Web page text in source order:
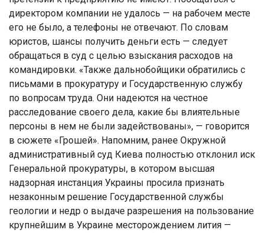
директором компании не удалось — на рабочем месте
его не было, а телефоны не отвечают. По словам
юристов, шансы получить деньги есть — следует
обращаться в суд с целью взыскания расходов на
командировки. «Также дальнобойщики обратились с
письмами в прокуратуру и Государственную службу
по вопросам труда. Они надеются на честное
расследование своего дела, какие бы влиятельные
персоны в нем не были задействованы», — говорится
в сюжете «Грошей». Напомним, ранее Окружной
административный суд Киева полностью отклонил иск
Генеральной прокуратуры, в котором высшая
надзорная инстанция Украины просила признать
незаконным решение Государственной службы
геологии и недр о выдаче разрешения на пользование
крупнейшим в Украине месторождением лития —